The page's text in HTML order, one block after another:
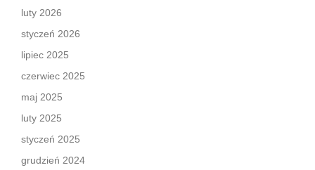
luty 2026
styczeń 2026
lipiec 2025
czerwiec 2025
maj 2025
luty 2025
styczeń 2025
grudzień 2024